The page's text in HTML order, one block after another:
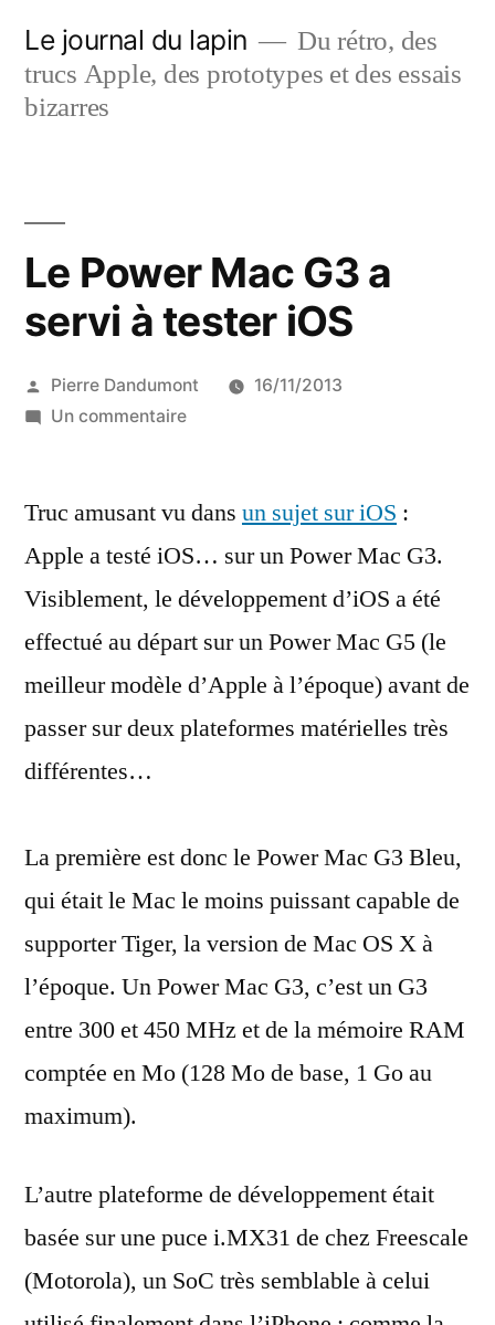
contenu
Le journal du lapin
Du rétro, des
trucs Apple, des prototypes et des essais
bizarres
Le Power Mac G3 a
servi à tester iOS
Publié
par
Pierre Dandumont
16/11/2013
Un commentairesur
Mac
a
servi
à
iOS
Truc amusant vu dans un sujet sur iOS :
Apple a testé iOS… sur un Power Mac G3.
Visiblement, le développement d’iOS a été
effectué au départ sur un Power Mac G5 (le
meilleur modèle d’Apple à l’époque) avant de
passer sur deux plateformes matérielles très
différentes…
La première est donc le Power Mac G3 Bleu,
qui était le Mac le moins puissant capable de
supporter Tiger, la version de Mac OS X à
l’époque. Un Power Mac G3, c’est un G3
entre 300 et 450 MHz et de la mémoire RAM
comptée en Mo (128 Mo de base, 1 Go au
maximum).
L’autre plateforme de développement était
basée sur une puce i.MX31 de chez Freescale
(Motorola), un SoC très semblable à celui